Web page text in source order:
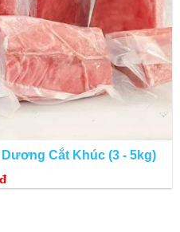
Cắt Khúc (3 - 5kg)